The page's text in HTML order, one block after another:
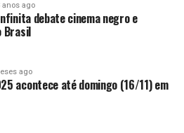
anos ago
debate cinema negro e
Brasil
ago
acontece até domingo (16/11) em